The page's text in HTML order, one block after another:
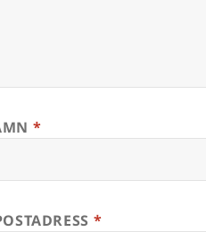
*
*